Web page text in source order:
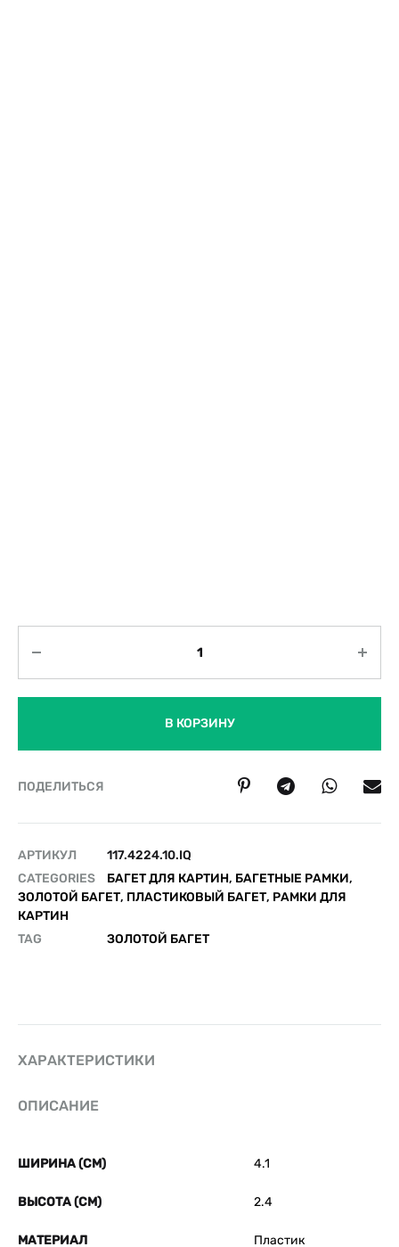
В КОРЗИНУ
ПОДЕЛИТЬСЯ
АРТИКУЛ
117.4224.10.IQ
CATEGORIES
БАГЕТ ДЛЯ КАРТИН, БАГЕТНЫЕ РАМКИ,
ЗОЛОТОЙ БАГЕТ, ПЛАСТИКОВЫЙ БАГЕТ, РАМКИ ДЛЯ
КАРТИН
TAG
ЗОЛОТОЙ БАГЕТ
ХАРАКТЕРИСТИКИ
ОПИСАНИЕ
ШИРИНА (СМ) 4.1
ВЫСОТА (СМ) 2.4
МАТЕРИАЛ Пластик